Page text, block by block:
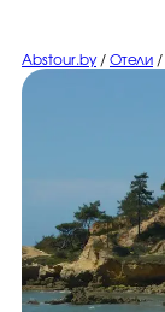
Abstour.by / Отели /